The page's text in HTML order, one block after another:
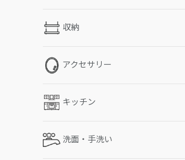
収納
アクセサリー
キッチン
洗面・手洗い